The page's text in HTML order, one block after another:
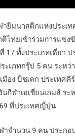
ยิมนาสติกแห่งประเ
ไทยเข้าร่วมการแข่ง
17 ทั้งประเภทเดี่ยว
ะเภทกรุ๊ป 5 คน ระหว่
อง บิชเคก ประเทศคี
กีฬาเอเชี่ยนเกมส์ ร
ที่ประเทศญี่ปุ่น
จำนวน 9 คน ประกอ